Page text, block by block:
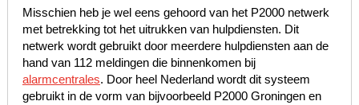
Misschien heb je wel eens gehoord van het P2000 netwerk
met betrekking tot het uitrukken van hulpdiensten. Dit
netwerk wordt gebruikt door meerdere hulpdiensten aan de
hand van 112 meldingen die binnenkomen bij
alarmcentrales. Door heel Nederland wordt dit systeem
gebruikt in de vorm van bijvoorbeeld P2000 Groningen en